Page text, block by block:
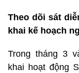
Theo dõi sát
khai kế hoạch
Trong tháng 3
khai hoạt động